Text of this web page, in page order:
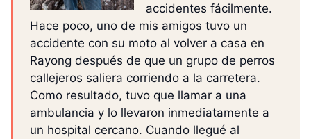
accidentes fácilmente.
Hace poco, uno de mis amigos tuvo un
accidente con su moto al volver a casa en
Rayong después de que un grupo de perros
callejeros saliera corriendo a la carretera.
Como resultado, tuvo que llamar a una
ambulancia y lo llevaron inmediatamente a
un hospital cercano. Cuando llegué al